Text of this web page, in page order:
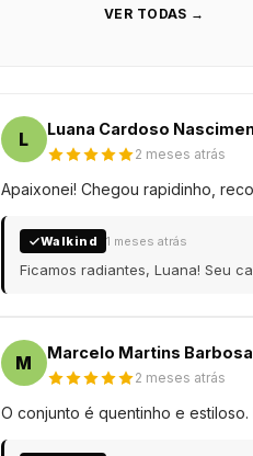
VER TODAS →
L Luana Cardoso
2 meses atrás
Apaixonei! Chegou rapidinho,
Walkind 1 meses atrás
Ficamos radiantes, Luana! Seu
M Marcelo Martins Barbosa
2 meses atrás
O conjunto é quentinho e